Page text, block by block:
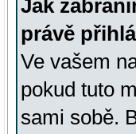
Jak
právě
Ve vašem
pokud tuto
sami sobě.